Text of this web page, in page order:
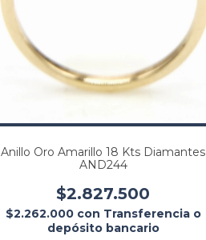
Anillo Oro Amarillo 18 Kts Diamantes
AND244
$2.827.500
$2.262.000 con Transferencia o
depósito bancario